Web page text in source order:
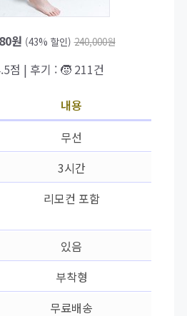
원 (43% 할인) 240,000원
점 | 후기 : 🧒 211건
내용
무선
3시간
리모컨 포함
있음
부착형
무료배송